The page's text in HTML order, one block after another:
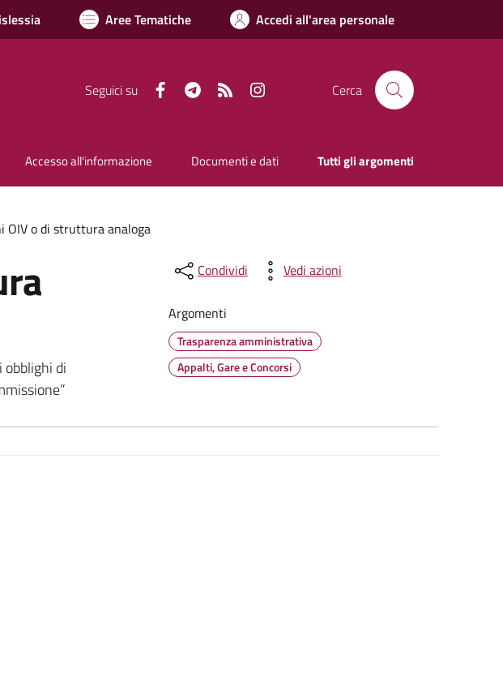
Aree Tematiche Accedi all'area personale
Seguici su FacebookTelegramRSS Cerca
Accesso all'informazione Documenti e dati Tutti gli argomenti
OIV o di struttura analoga
obblighi di
Condividi Vedi azioni
Argomenti
Trasparenza amministrativa
Appalti, Gare e Concorsi